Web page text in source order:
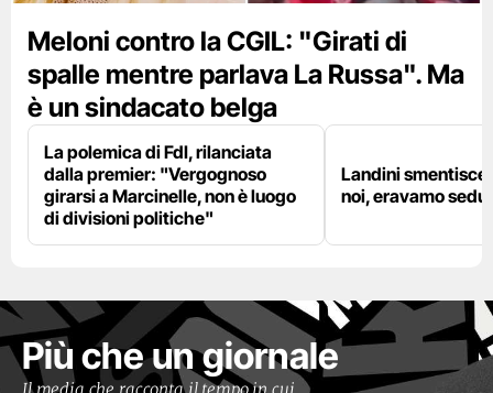
Meloni contro la CGIL: "Girati di
spalle mentre parlava La Russa". Ma
è un sindacato belga
La polemica di FdI, rilanciata
dalla premier: "Vergognoso
girarsi a Marcinelle, non è luogo
di divisioni politiche"
Landini
noi, eravamo
Più che un giornale